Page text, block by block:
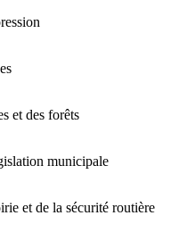
et des forêts
municipale
et de la sécurité routière